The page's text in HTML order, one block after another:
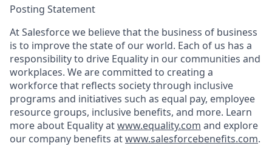
Posting Statement
At Salesforce we believe that the business of business
is to improve the state of our world. Each of us has a
responsibility to drive Equality in our communities and
workplaces. We are committed to creating a
workforce that reflects society through inclusive
programs and initiatives such as equal pay, employee
resource groups, inclusive benefits, and more. Learn
more about Equality atwww.equality.com and explore
our company benefits atwww.salesforcebenefits.com.